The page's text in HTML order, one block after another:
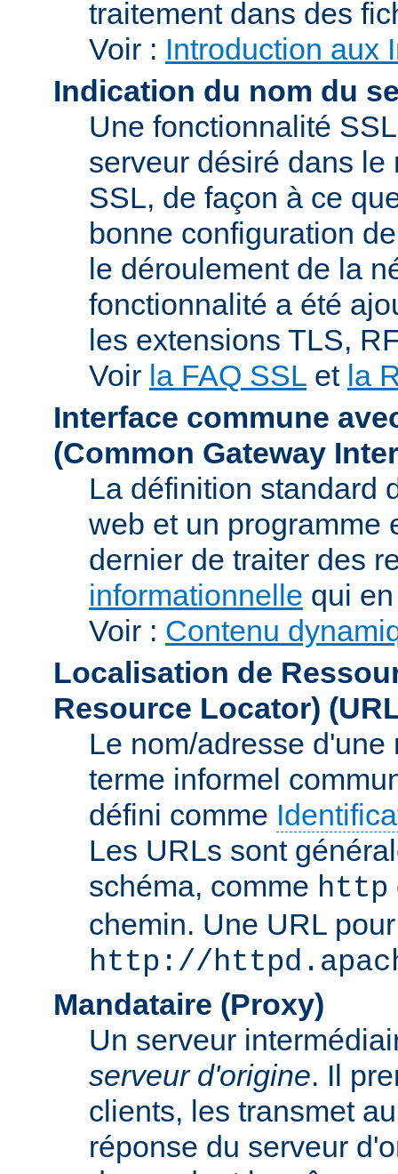
traitement dans des
Voir : Introduction aux
Indication du nom du
Une fonctionnalité
serveur désiré dans
SSL, de façon à ce
bonne configuration
le déroulement de la
fonctionnalité a été
les extensions TLS,
Voir la FAQ SSL et la
Interface commune
(Common Gateway
La définition standard
web et un programme
dernier de traiter des
informationnelle qui
Voir : Contenu
Localisation de
Resource Locator)
Le nom/adresse
terme informel
défini comme
Les URLs sont
schéma, comme http
chemin. Une URL
http://
Mandataire (Proxy)
Un serveur
serveur d'origine. Il
clients, les transmet
réponse du serveur